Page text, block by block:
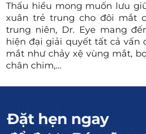
Cắt mí
Thấu hiểu mong muốn lưu
xuân trẻ trung cho đôi mắt
trung niên, Dr. Eye mang
hiện đại giải quyết tất cả vấn
mắt như chảy xệ vùng mắt,
chân chim,…